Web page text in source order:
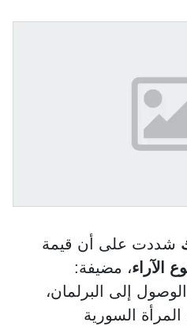
شددت على أن قيمة
الآراء، مضيفة:
إلى البرلمان،
السورية